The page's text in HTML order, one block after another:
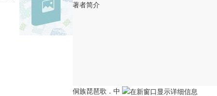
著者简介
侗族琵琶歌．中